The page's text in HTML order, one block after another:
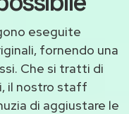
eseguite
fornendo una
Che si tratti di
il nostro staff
di aggiustare le